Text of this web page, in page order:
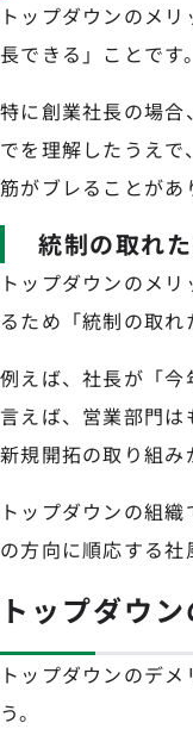
トップダウンのメ
長できる」ことです。
特に創業社長の場
でを理解したうえ
筋がブレることがあ
統制の取れ
トップダウンのメ
るため「統制の取れ
例えば、社長が「
言えば、営業部門
新規開拓の取り組み
トップダウンの組
の方向に順応する社
トップダウ
トップダウンのデ
う。